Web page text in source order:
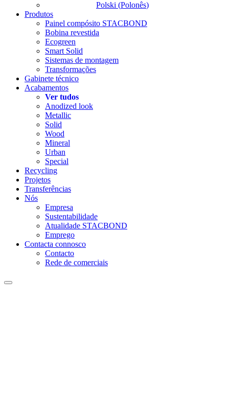
Polski (Polonês)
Produtos
Painel compósito STACBOND
Bobina revestida
Ecogreen
Smart Solid
Sistemas de montagem
Transformações
Gabinete técnico
Acabamentos
Ver tudos
Anodized look
Metallic
Solid
Wood
Mineral
Urban
Special
Recycling
Projetos
Transferências
Nós
Empresa
Sustentabilidade
Atualidade STACBOND
Emprego
Contacta connosco
Contacto
Rede de comerciais